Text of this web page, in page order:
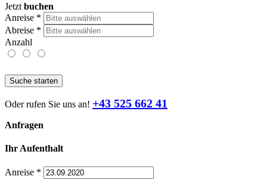
Jetzt buchen
Anreise *
Abreise *
Anzahl
Suche starten
Oder rufen Sie uns an! +43 525 662 41
Anfragen
Ihr Aufenthalt
Anreise *